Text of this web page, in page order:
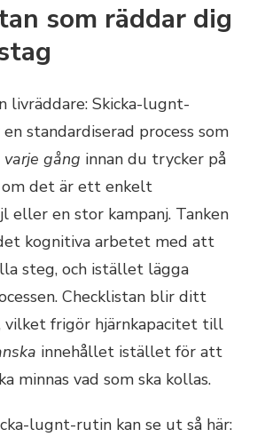
som räddar dig
livräddare: Skicka-lugnt-
standardiserad process som
varje gång innan du trycker på
om det är ett enkelt
eller en stor kampanj. Tanken
kognitiva arbetet med att
steg, och istället lägga
Checklistan blir ditt
vilket frigör hjärnkapacitet till
innehållet istället för att
minnas vad som ska kollas.
lugnt-rutin kan se ut så här: